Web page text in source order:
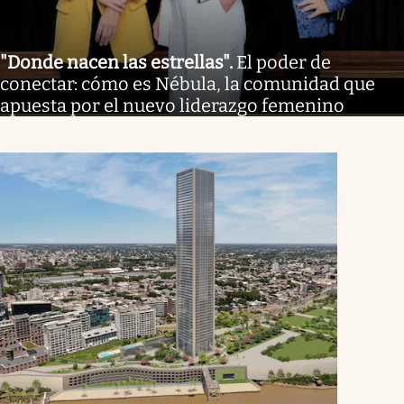
"Donde nacen las estrellas". El poder de
conectar: cómo es Nébula, la comunidad que
apuesta por el nuevo liderazgo femenino